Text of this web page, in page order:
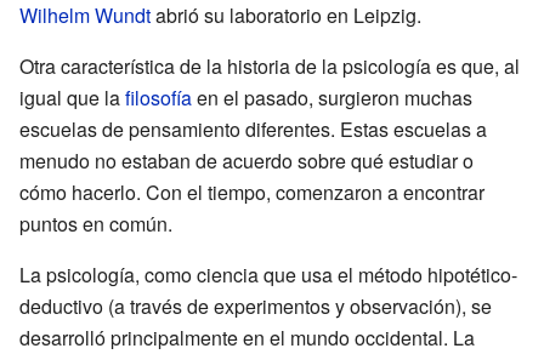
Wilhelm Wundtabrió su laboratorio en Leipzig.
Otra característica de la historia de la psicología es que, al
igual que lafilosofíaen el pasado, surgieron muchas
escuelas de pensamiento diferentes. Estas escuelas a
menudo no estaban de acuerdo sobre qué estudiar o
cómo hacerlo. Con el tiempo, comenzaron a encontrar
puntos en común.
La psicología, como ciencia que usa el método hipotético-
deductivo (a través de experimentos y observación), se
desarrolló principalmente en el mundo occidental. La